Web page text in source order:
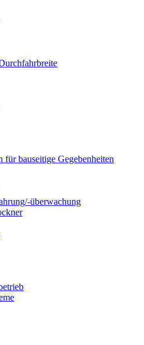
für bauseitige Gegebenheiten
überwachung